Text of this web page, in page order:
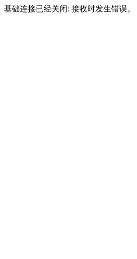
基础连接已经关闭: 接收时发生错误。